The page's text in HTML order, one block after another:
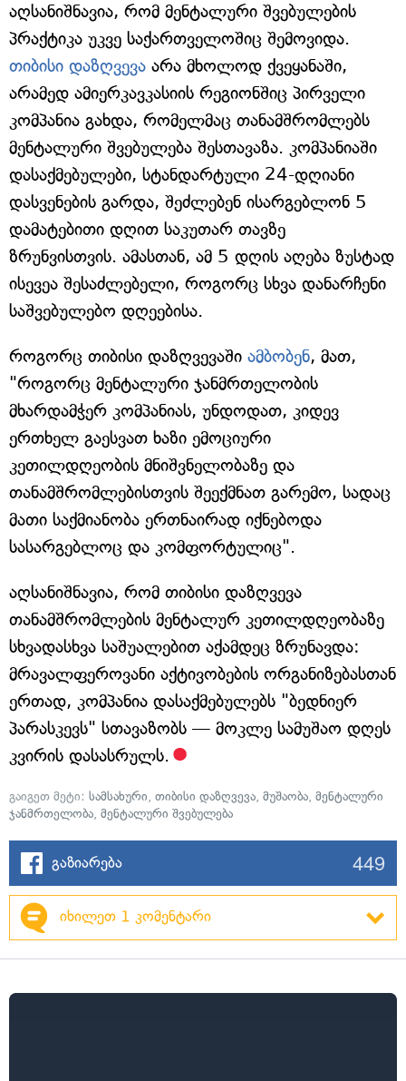
აღსანიშნავია, რომ მენტალური შვებულების
პრაქტიკა უკვე საქართველოშიც შემოვიდა.
თიბისი დაზღვევა არა მხოლოდ ქვეყანაში,
არამედ ამიერკავკასიის რეგიონშიც პირველი
კომპანია გახდა, რომელმაც თანამშრომლებს
მენტალური შვებულება შესთავაზა. კომპანიაში
დასაქმებულები, სტანდარტული 24-დღიანი
დასვენების გარდა, შეძლებენ ისარგებლონ 5
დამატებითი დღით საკუთარ თავზე
ზრუნვისთვის. ამასთან, ამ 5 დღის აღება ზუსტად
ისევეა შესაძლებელი, როგორც სხვა დანარჩენი
საშვებულებო დღეებისა.
როგორც თიბისი დაზღვევაში ამბობენ, მათ,
"როგორც მენტალური ჯანმრთელობის
მხარდამჭერ კომპანიას, უნდოდათ, კიდევ
ერთხელ გაესვათ ხაზი ემოციური
კეთილდღეობის მნიშვნელობაზე და
თანამშრომლებისთვის შეექმნათ გარემო, სადაც
მათი საქმიანობა ერთნაირად იქნებოდა
სასარგებლოც და კომფორტულიც".
აღსანიშნავია, რომ თიბისი დაზღვევა
თანამშრომლების მენტალურ კეთილდღეობაზე
სხვადასხვა საშუალებით აქამდეც ზრუნავდა:
მრავალფეროვანი აქტივობების ორგანიზებასთან
ერთად, კომპანია დასაქმებულებს "ბედნიერ
პარასკევს" სთავაზობს — მოკლე სამუშაო დღეს
კვირის დასასრულს.
გაიგეთ მეტი: სამსახური, თიბისი დაზღვევა, მუშაობა, მენტალური
ჯანმრთელობა, მენტალური შვებულება
გაზიარება 449
იხილეთ 1 კომენტარი